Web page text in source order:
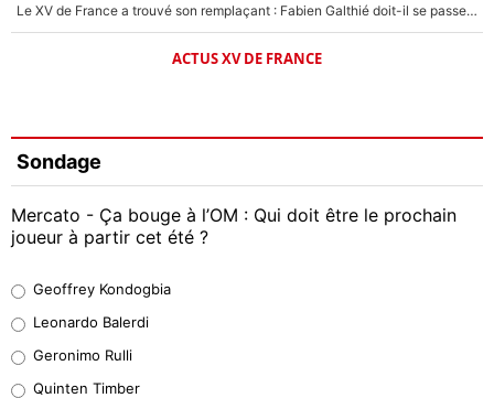
Le XV de France a trouvé son remplaçant : Fabien Galthié doit-il se passer d'Antoine Dupont ?
ACTUS XV DE FRANCE
Sondage
Mercato - Ça bouge à l’OM : Qui doit être le prochain
joueur à partir cet été ?
38%
32%
Geoffrey Kondogbia
Leonardo Balerdi
Geronimo Rulli
Quinten Timber